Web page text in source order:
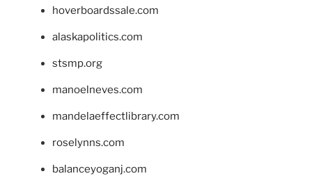
hoverboardssale.com
alaskapolitics.com
stsmp.org
manoelneves.com
mandelaeffectlibrary.com
roselynns.com
balanceyoganj.com